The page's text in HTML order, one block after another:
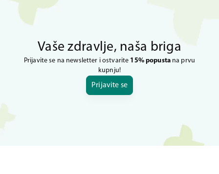
Vaše zdravlje, naša briga
Prijavite se na newsletter i ostvarite 15% popustana prvu
kupnju!
Prijavite se